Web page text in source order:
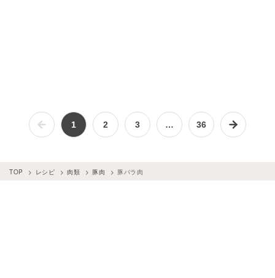
1 2 3 … 36
TOP レシピ 肉類 豚肉 豚バラ肉